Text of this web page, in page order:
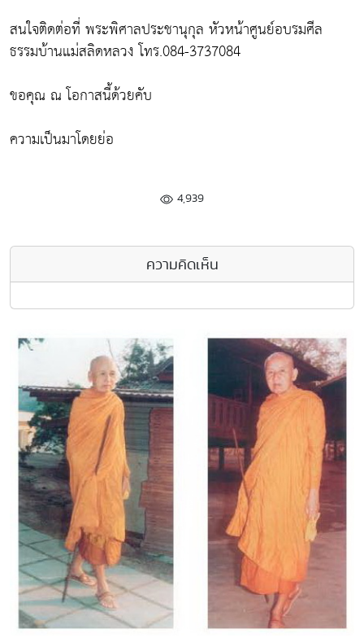
สนใจติดต่อที่ พระพิศาลประชานุกุล หัวหน้าศูนย์อบรมศีล
ธรรมบ้านแม่สลิดหลวง โทร.084-3737084
ขอคุณ ณ โอกาสนี้ด้วยคับ
ความเป็นมาโดยย่อ
4,939
ความคิดเห็น